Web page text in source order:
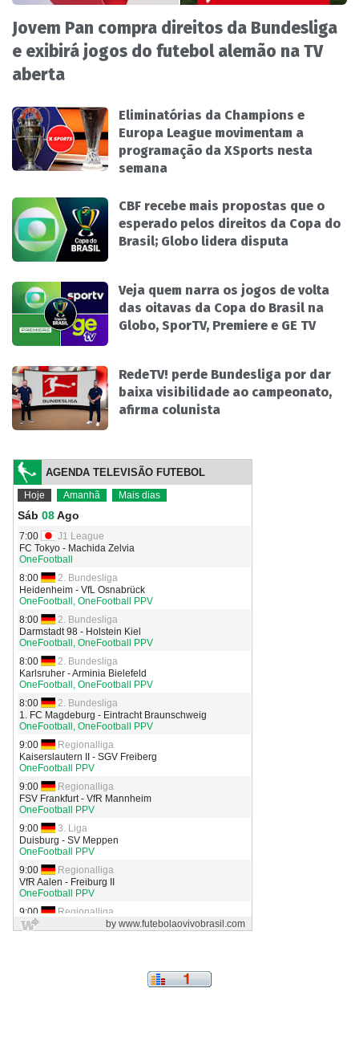
Jovem Pan compra direitos da Bundesliga
e exibirá jogos do futebol alemão na TV
aberta
Eliminatórias da Champions e
Europa League movimentam a
programação da XSports nesta
semana
CBF recebe mais propostas que o
esperado pelos direitos da Copa do
Brasil; Globo lidera disputa
Veja quem narra os jogos de volta
das oitavas da Copa do Brasil na
Globo, SporTV, Premiere e GE TV
RedeTV! perde Bundesliga por dar
baixa visibilidade ao campeonato,
afirma colunista